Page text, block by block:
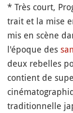
* Très court,
trait et la mise
mis en scène
l'époque des
deux rebelles
contient de
traditionnelle